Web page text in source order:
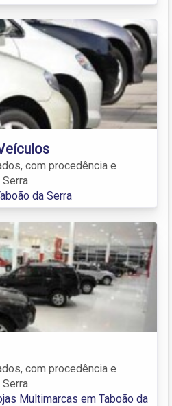
com procedência e
da Serra
com procedência e
Multimarcas em Taboão da